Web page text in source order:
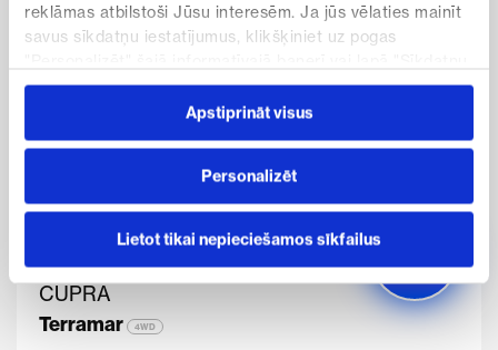
reklāmas atbilstoši Jūsu interesēm. Ja jūs vēlaties mainīt
savus sīkdatņu iestatījumus, klikšķiniet uz pogas
politika". Vairāk informācijas par sīkdatnēm ir pieejama
šajā informatīvajā banerī un mūsu Sīkdatņu politikā.
Apstiprināt visus
Personalizēt
Lietot tikai nepieciešamos sīkfailus
CUPRA
Terramar
4WD
5 000 €